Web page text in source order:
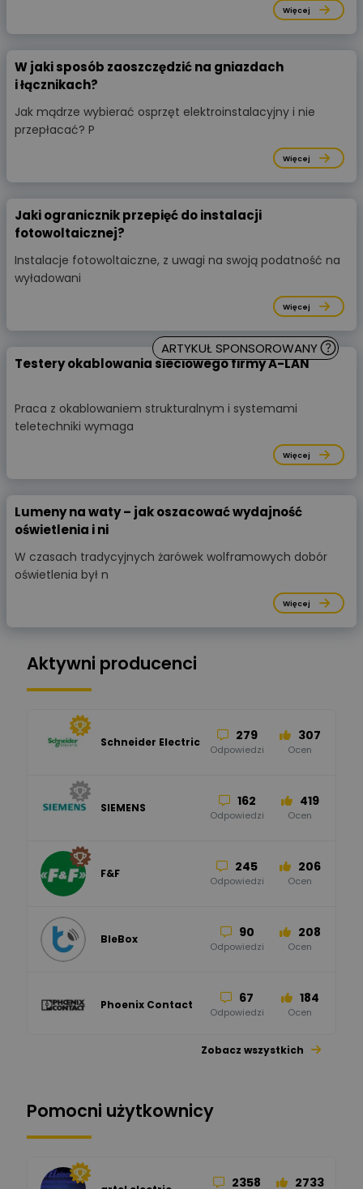
Więcej
W jaki sposób zaoszczędzić na gniazdach
i łącznikach?
Jak mądrze wybierać osprzęt elektroinstalacyjny i nie
przepłacać? P
Więcej
Jaki ogranicznik przepięć do instalacji
fotowoltaicznej?
Instalacje fotowoltaiczne, z uwagi na swoją podatność na
wyładowani
Więcej
ARTYKUŁ SPONSOROWANY
Testery okablowania sieciowego firmy A-LAN
Praca z okablowaniem strukturalnym i systemami
teletechniki wymaga
Więcej
Lumeny na waty – jak oszacować wydajność
oświetlenia i ni
W czasach tradycyjnych żarówek wolframowych dobór
oświetlenia był n
Więcej
Aktywni producenci
Schneider Electric 279
Odpowiedzi
307
Ocen
SIEMENS 162
Odpowiedzi
419
Ocen
F&F 245
Odpowiedzi
206
Ocen
BleBox 90
Odpowiedzi
208
Ocen
Phoenix Contact 67
Odpowiedzi
184
Ocen
Zobacz wszystkich
Pomocni użytkownicy
2358 2733